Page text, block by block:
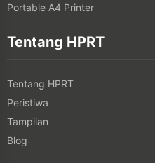
Portable A4 Printer
Tentang HPRT
Tentang HPRT
Peristiwa
Tampilan
Blog